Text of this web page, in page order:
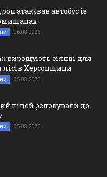
атакував автобус із
06.08.2026
вирощують сіянці для
лісів Херсонщини
05.08.2026
ліцей релокували до
05.08.2026